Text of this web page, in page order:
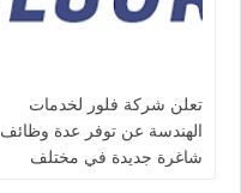
تعلن شركة فلور لخدمات
الهندسة عن توفر عدة وظائف
شاغرة جديدة في مختلف